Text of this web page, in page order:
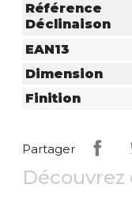
Référence
Déclinaison
EAN13
Dimension
Finition
Partager